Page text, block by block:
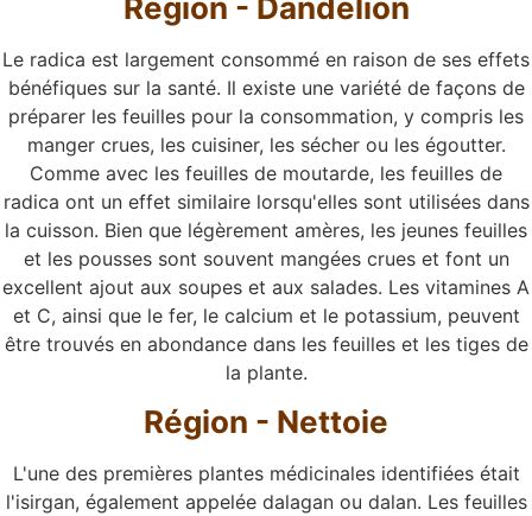
Région - Dandelion
Le radica est largement consommé en raison de ses effets
bénéfiques sur la santé. Il existe une variété de façons de
préparer les feuilles pour la consommation, y compris les
manger crues, les cuisiner, les sécher ou les égoutter.
Comme avec les feuilles de moutarde, les feuilles de
radica ont un effet similaire lorsqu'elles sont utilisées dans
la cuisson. Bien que légèrement amères, les jeunes feuilles
et les pousses sont souvent mangées crues et font un
excellent ajout aux soupes et aux salades. Les vitamines A
et C, ainsi que le fer, le calcium et le potassium, peuvent
être trouvés en abondance dans les feuilles et les tiges de
la plante.
Région - Nettoie
L'une des premières plantes médicinales identifiées était
l'isirgan, également appelée dalagan ou dalan. Les feuilles